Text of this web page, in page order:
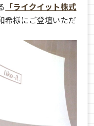
「ライクイット株式
希様にご登壇いただ